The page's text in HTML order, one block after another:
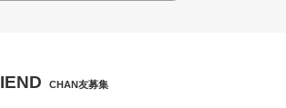
CHAN友募集